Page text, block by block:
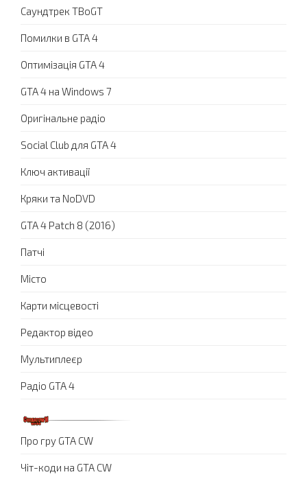
Саундтрек TBoGT
Помилки в GTA 4
Оптимізація GTA 4
GTA 4 на Windows 7
Оригінальне радіо
Social Club для GTA 4
Ключ активації
Кряки та NoDVD
GTA 4 Patch 8 (2016)
Патчі
Місто
Карти місцевості
Редактор відео
Мультиплеєр
Радіо GTA 4
Про гру GTA CW
Чіт-коди на GTA CW